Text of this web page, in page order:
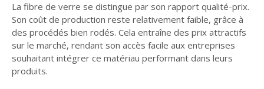
La fibre de verre se distingue par son rapport qualité-prix.
Son coût de production reste relativement faible, grâce à
des procédés bien rodés. Cela entraîne des prix attractifs
sur le marché, rendant son accès facile aux entreprises
souhaitant intégrer ce matériau performant dans leurs
produits.